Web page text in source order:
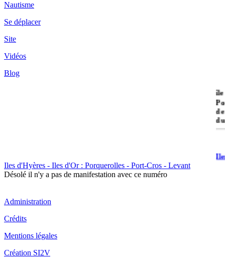
Nautisme
Se déplacer
Site
Vidéos
Blog
île
Iles d'Hyères - Iles d'Or : Porquerolles - Port-Cros - Levant
Désolé il n'y a pas de manifestation avec ce numéro
Administration
Crédits
Mentions légales
Création SI2V